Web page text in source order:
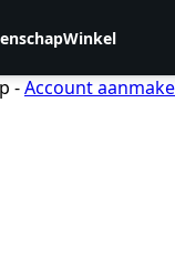
Winkel
-Account